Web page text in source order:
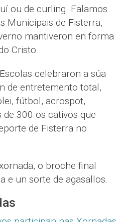
ou de curling. Falamos
Municipais de Fisterra,
mantiveron en forma
Cristo.
celebraron a súa
de entretemento total,
fútbol, acrospot,
300 os cativos que
de Fisterra no
o broche final
e un sorte de agasallos.